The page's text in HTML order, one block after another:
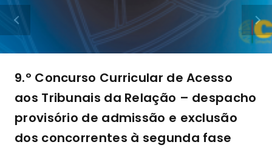
9.º Concurso Curricular de Acesso
aos Tribunais da Relação – despacho
provisório de admissão e exclusão
dos concorrentes à segunda fase